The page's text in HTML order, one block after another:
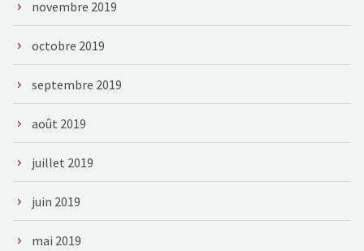
novembre 2019
octobre 2019
septembre 2019
août 2019
juillet 2019
juin 2019
mai 2019